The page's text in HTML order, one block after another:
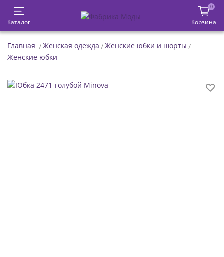
Каталог
0
Корзина
Главная Женская одежда
Женские юбки и шорты
Женские юбки